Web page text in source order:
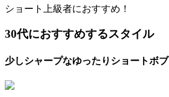
ショート上級者におすすめ！
30代におすすめするスタイル
少しシャープなゆったりショートボブ